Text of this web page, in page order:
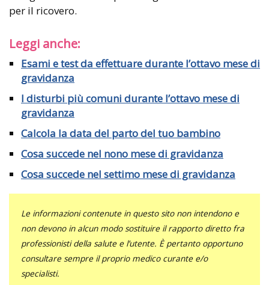
per il ricovero.
Leggi anche:
Esami e test da effettuare durante l’ottavo mese di
gravidanza
I disturbi più comuni durante l’ottavo mese di
gravidanza
Calcola la data del parto del tuo bambino
Cosa succede nel nono mese di gravidanza
Cosa succede nel settimo mese di gravidanza
Le informazioni contenute in questo sito non intendono e
non devono in alcun modo sostituire il rapporto diretto fra
professionisti della salute e l’utente. È pertanto opportuno
consultare sempre il proprio medico curante e/o
specialisti.